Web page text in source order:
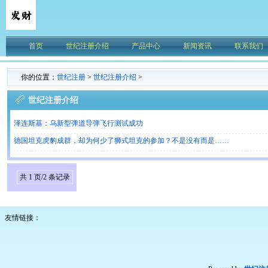
首页 世纪注册介绍 产品中心 新闻资讯 联系我们
你的位置： 世纪注册 > 世纪注册介绍 >
世纪注册介绍
泽连斯基：乌新型弹道导弹飞行测试成功
德国坦克虎豹成群，却为何少了狮式坦克的参加？不是没有而是……
共 1 页/2 条记录
友情链接：